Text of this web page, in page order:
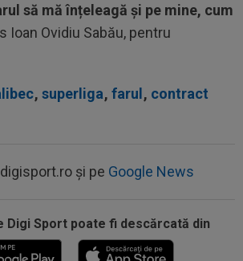
să mă înțeleagă și pe mine, cum
Ioan Ovidiu Sabău, pentru
, superliga, farul, contract
și pe Google News
Digi Sport poate fi descărcată din